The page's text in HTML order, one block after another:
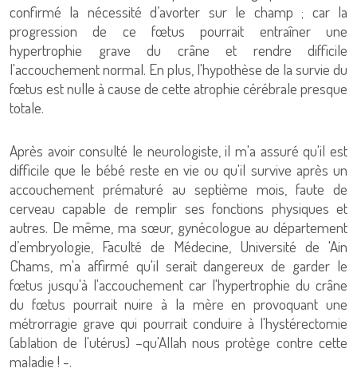
confirmé la nécessité d’avorter sur le champ ; car la
progression de ce fœtus pourrait entraîner une
hypertrophie grave du crâne et rendre difficile
l'accouchement normal. En plus, l'hypothèse de la survie du
fœtus est nulle à cause de cette atrophie cérébrale presque
totale.
Après avoir consulté le neurologiste, il m'a assuré qu'il est
difficile que le bébé reste en vie ou qu'il survive après un
accouchement prématuré au septième mois, faute de
cerveau capable de remplir ses fonctions physiques et
autres. De même, ma sœur, gynécologue au département
d’embryologie, Faculté de Médecine, Université de 'Ain
Chams, m'a affirmé qu'il serait dangereux de garder le
fœtus jusqu'à l'accouchement car l'hypertrophie du crâne
du fœtus pourrait nuire à la mère en provoquant une
métrorragie grave qui pourrait conduire à l'hystérectomie
(ablation de l'utérus) –qu'Allah nous protège contre cette
maladie ! -.